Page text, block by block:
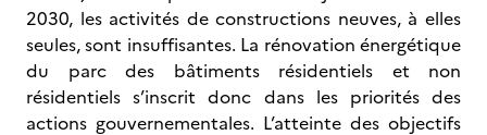
2030, les activités de constructions neuves, à elles
seules, sont insuffisantes. La rénovation énergétique
du parc des bâtiments résidentiels et non
résidentiels s’inscrit donc dans les priorités des
actions gouvernementales. L’atteinte des objectifs